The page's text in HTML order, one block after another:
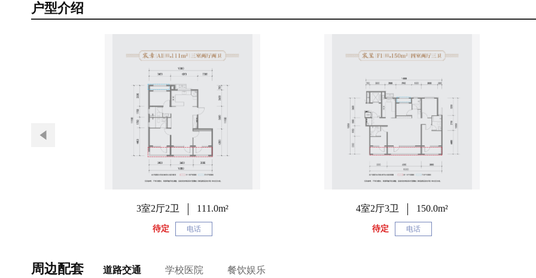
户型介绍
3室2厅2卫 111.0m²
待定 电话
4室2厅3卫 150.0m²
待定 电话
周边配套 道路交通 学校医院 餐饮娱乐